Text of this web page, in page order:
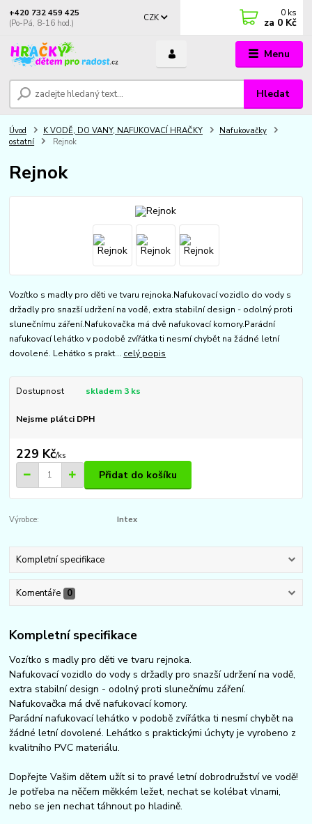
Menu
CZK
Hledat
+420 732 459 425
(Po-Pá, 8-16 hod.)
0 ks
za 0 Kč
Úvod K VODĚ, DO VANY, NAFUKOVACÍ HRAČKY
Nafukovačky
ostatní
Rejnok
Rejnok
Vozítko s madly pro děti ve tvaru rejnoka.Nafukovací vozidlo do vody s
držadly pro snazší udržení na vodě, extra stabilní design - odolný proti
slunečnímu záření.Nafukovačka má dvě nafukovací komory.Parádní
nafukovací lehátko v podobě zvířátka ti nesmí chybět na žádné letní
dovolené. Lehátko s prakt... celý popis
Dostupnost skladem 3 ks
Nejsme plátci DPH
229 Kč/ks
Přidat do košíku
Výrobce: Intex
Kompletní specifikace
Komentáře 0
Kompletní specifikace
Vozítko s madly pro děti ve tvaru rejnoka.
Nafukovací vozidlo do vody s držadly pro snazší udržení na vodě,
extra stabilní design - odolný proti slunečnímu záření.
Nafukovačka má dvě nafukovací komory.
Parádní nafukovací lehátko v podobě zvířátka ti nesmí chybět na
žádné letní dovolené. Lehátko s praktickými úchyty je vyrobeno z
kvalitního PVC materiálu.
Dopřejte Vašim dětem užít si to pravé letní dobrodružství ve vodě!
Je potřeba na něčem měkkém ležet, nechat se kolébat vlnami,
nebo se jen nechat táhnout po hladině.